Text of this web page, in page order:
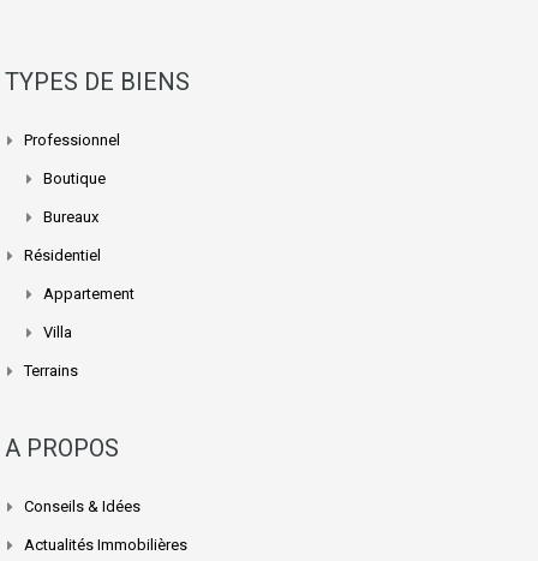
TYPES DE BIENS
Professionnel
Boutique
Bureaux
Résidentiel
Appartement
Villa
Terrains
A PROPOS
Conseils & Idées
Actualités Immobilières